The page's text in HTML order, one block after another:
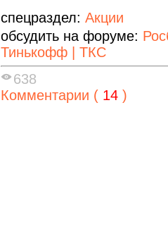
спецраздел: Акции
обсудить на форуме:
Тинькофф | ТКС
638
Комментарии ( 14 )